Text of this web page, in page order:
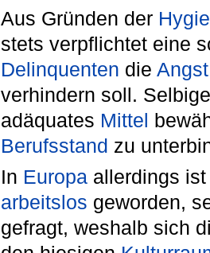
Aus Gründen der
stets verpflichtet eine
Delinquenten die Angst
verhindern soll.
adäquates Mittel
Berufsstand zu
In Europa allerdings
arbeitslos geworden,
gefragt, weshalb sich